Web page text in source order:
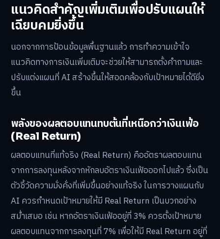
แนวคิดสำคัญเพิ่มเติมเพื่อปรับแผนให้
เฉียบคมยิ่งขึ้น
นอกจากการป้อนข้อมูลพื้นฐานแล้ว การทำความเข้าใจ
แนวคิดทางการเงินเพิ่มเติมจะช่วยให้สามารถตั้งคำถามและ
ปรับแต่งแผนที่ AI สร้างขึ้นให้สอดคล้องกับเป้าหมายได้ดียิ่ง
ขึ้น
พลังของผลตอบแทนทบต้นที่เหนือกว่าเงินเฟ้อ
(Real Return)
ผลตอบแทนที่แท้จริง (Real Return) คืออัตราผลตอบแทน
จากการลงทุนหลังจากหักลบอัตราเงินเฟ้อออกไปแล้ว ซึ่งเป็น
ตัวชี้วัดความมั่งคั่งที่เพิ่มขึ้นอย่างแท้จริง ในการวางแผนกับ
AI ควรกำหนดเป้าหมายให้มี Real Return เป็นบวกอย่าง
สม่ำเสมอ เช่น หากอัตราเงินเฟ้ออยู่ที่ 3% ควรตั้งเป้าหมาย
ผลตอบแทนจากการลงทุนที่ 7% เพื่อให้มี Real Return อยู่ที่